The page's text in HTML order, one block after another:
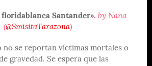
Santander». by Nana
(@SmisitaTarazona)
no se reportan víctimas mortales o
gravedad. Se espera que las